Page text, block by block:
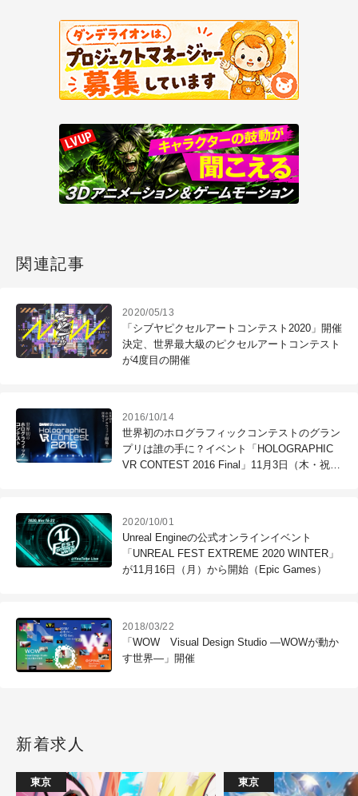
関連記事
2020/05/13
「シブヤピクセルアートコンテスト2020」開催
決定、世界最大級のピクセルアートコンテスト
が4度目の開催
2016/10/14
世界初のホログラフィックコンテストのグラン
プリは誰の手に？イベント「HOLOGRAPHIC
VR CONTEST 2016 Final」11月3日（木・祝）
2020/10/01
Unreal Engineの公式オンラインイベント
「UNREAL FEST EXTREME 2020 WINTER」
が11月16日（月）から開始（Epic Games）
2018/03/22
「WOW Visual Design Studio ―WOWが動か
す世界―」開催
新着求人
東京 東京